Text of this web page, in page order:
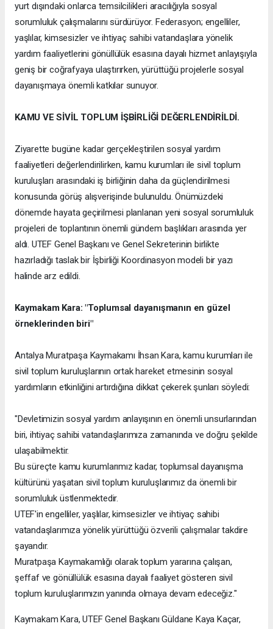
yurt dışındaki onlarca temsilcilikleri aracılığıyla sosyal
sorumluluk çalışmalarını sürdürüyor. Federasyon; engelliler,
yaşlılar, kimsesizler ve ihtiyaç sahibi vatandaşlara yönelik
yardım faaliyetlerini gönüllülük esasına dayalı hizmet anlayışıyla
geniş bir coğrafyaya ulaştırırken, yürüttüğü projelerle sosyal
dayanışmaya önemli katkılar sunuyor.
KAMU VE SİVİL TOPLUM İŞBİRLİĞİ DEĞERLENDİRİLDİ.
Ziyarette bugüne kadar gerçekleştirilen sosyal yardım
faaliyetleri değerlendirilirken, kamu kurumları ile sivil toplum
kuruluşları arasındaki iş birliğinin daha da güçlendirilmesi
konusunda görüş alışverişinde bulunuldu. Önümüzdeki
dönemde hayata geçirilmesi planlanan yeni sosyal sorumluluk
projeleri de toplantının önemli gündem başlıkları arasında yer
aldı. UTEF Genel Başkanı ve Genel Sekreterinin birlikte
hazırladığı taslak bir İşbirliği Koordinasyon modeli bir yazı
halinde arz edildi.
Kaymakam Kara: "Toplumsal dayanışmanın en güzel
örneklerinden biri"
Antalya Muratpaşa Kaymakamı İhsan Kara, kamu kurumları ile
sivil toplum kuruluşlarının ortak hareket etmesinin sosyal
yardımların etkinliğini artırdığına dikkat çekerek şunları söyledi:
"Devletimizin sosyal yardım anlayışının en önemli unsurlarından
biri, ihtiyaç sahibi vatandaşlarımıza zamanında ve doğru şekilde
ulaşabilmektir.
Bu süreçte kamu kurumlarımız kadar, toplumsal dayanışma
kültürünü yaşatan sivil toplum kuruluşlarımız da önemli bir
sorumluluk üstlenmektedir.
UTEF'in engelliler, yaşlılar, kimsesizler ve ihtiyaç sahibi
vatandaşlarımıza yönelik yürüttüğü özverili çalışmalar takdire
şayandır.
Muratpaşa Kaymakamlığı olarak toplum yararına çalışan,
şeffaf ve gönüllülük esasına dayalı faaliyet gösteren sivil
toplum kuruluşlarımızın yanında olmaya devam edeceğiz."
Kaymakam Kara, UTEF Genel Başkanı Güldane Kaya Kaçar,